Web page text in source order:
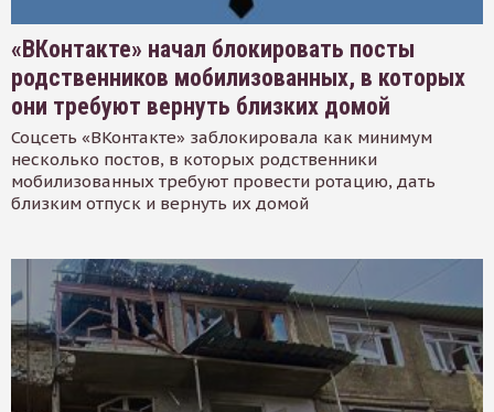
«ВКонтакте» начал блокировать посты
родственников мобилизованных, в которых
они требуют вернуть близких домой
Соцсеть «ВКонтакте» заблокировала как минимум
несколько постов, в которых родственники
мобилизованных требуют провести ротацию, дать
близким отпуск и вернуть их домой